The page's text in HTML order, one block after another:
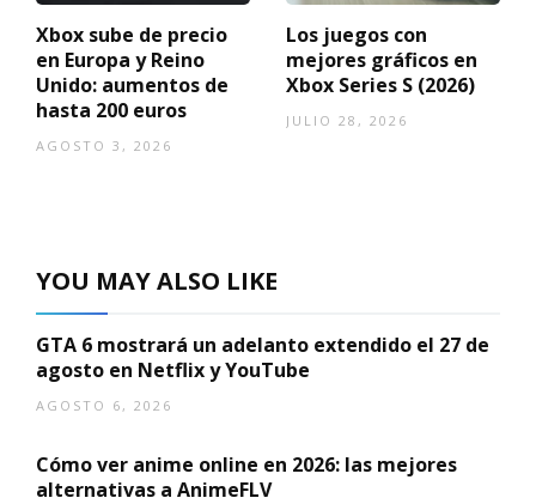
Xbox sube de precio
en Europa y Reino
Unido: aumentos de
hasta 200 euros
AGOSTO 3, 2026
Los juegos con
mejores gráficos en
Xbox Series S (2026)
JULIO 28, 2026
YOU MAY ALSO LIKE
GTA 6 mostrará un adelanto extendido el 27 de
agosto en Netflix y YouTube
AGOSTO 6, 2026
Cómo ver anime online en 2026: las mejores
alternativas a AnimeFLV